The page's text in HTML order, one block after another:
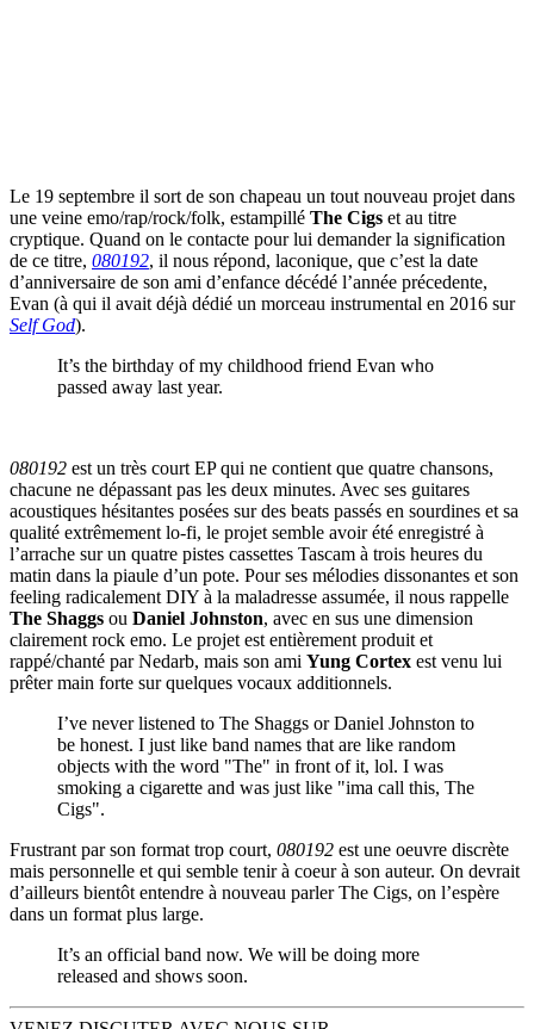
Le 19 septembre il sort de son chapeau un tout nouveau projet dans
une veine emo/rap/rock/folk, estampillé The Cigs et au titre
cryptique. Quand on le contacte pour lui demander la signification
de ce titre, 080192, il nous répond, laconique, que c’est la date
d’anniversaire de son ami d’enfance décédé l’année précedente,
Evan (à qui il avait déjà dédié un morceau instrumental en 2016 sur
Self God).
It’s the birthday of my childhood friend Evan who
passed away last year.
080192 est un très court EP qui ne contient que quatre chansons,
chacune ne dépassant pas les deux minutes. Avec ses guitares
acoustiques hésitantes posées sur des beats passés en sourdines et sa
qualité extrêmement lo-fi, le projet semble avoir été enregistré à
l’arrache sur un quatre pistes cassettes Tascam à trois heures du
matin dans la piaule d’un pote. Pour ses mélodies dissonantes et son
feeling radicalement DIY à la maladresse assumée, il nous rappelle
The Shaggs ou Daniel Johnston, avec en sus une dimension
clairement rock emo. Le projet est entièrement produit et
rappé/chanté par Nedarb, mais son ami Yung Cortex est venu lui
prêter main forte sur quelques vocaux additionnels.
I’ve never listened to The Shaggs or Daniel Johnston to
be honest. I just like band names that are like random
objects with the word "The" in front of it, lol. I was
smoking a cigarette and was just like "ima call this, The
Cigs".
Frustrant par son format trop court, 080192 est une oeuvre discrète
mais personnelle et qui semble tenir à coeur à son auteur. On devrait
d’ailleurs bientôt entendre à nouveau parler The Cigs, on l’espère
dans un format plus large.
It’s an official band now. We will be doing more
released and shows soon.